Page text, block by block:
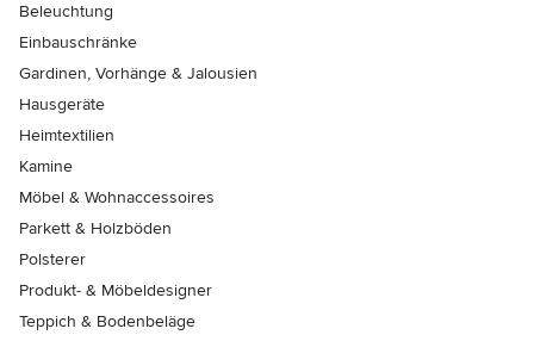
Beleuchtung
Einbauschränke
Gardinen, Vorhänge & Jalousien
Hausgeräte
Heimtextilien
Kamine
Möbel & Wohnaccessoires
Parkett & Holzböden
Polsterer
Produkt- & Möbeldesigner
Teppich & Bodenbeläge